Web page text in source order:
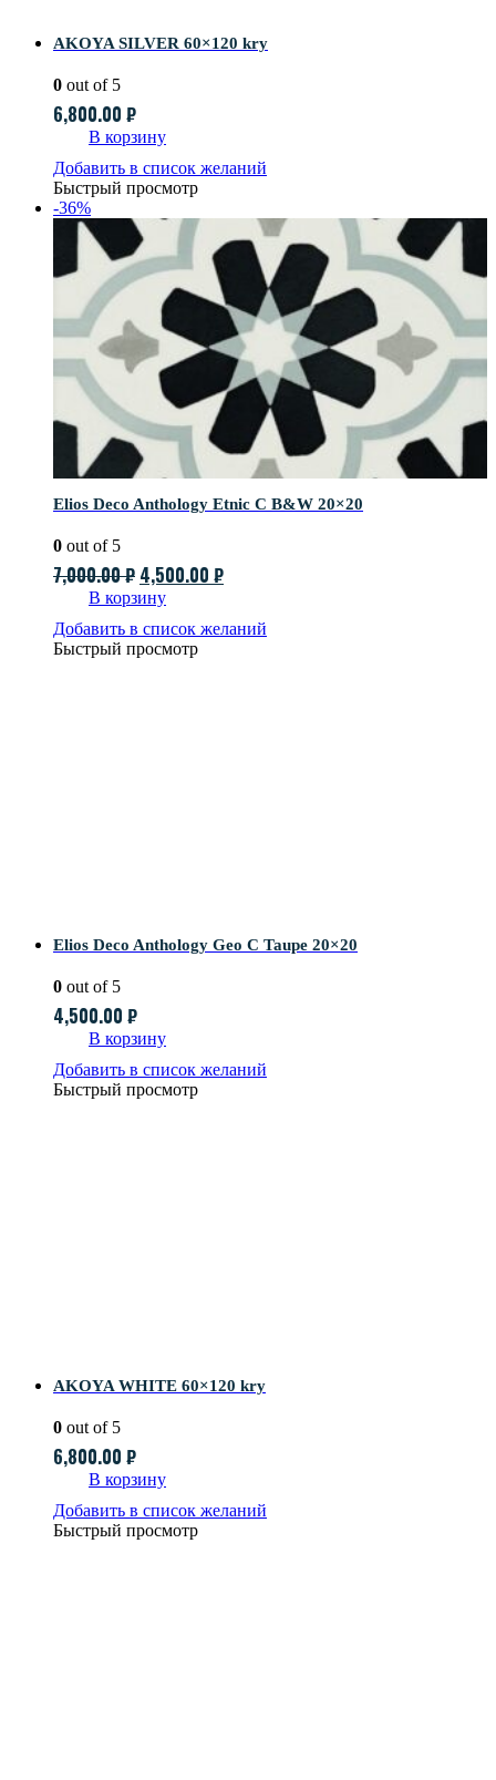
AKOYA SILVER 60×120 kry
0 out of 5
6,800.00 ₽
В корзину
Добавить в список желаний
Быстрый просмотр
-36%
Elios Deco Anthology Etnic C B&W 20×20
0 out of 5
7,000.00₽ Первоначальная
цена
составляла
7,000.00 ₽.
4,500.00 ₽Текущая
4,500.00 ₽.
В корзину
Добавить в список желаний
Быстрый просмотр
Elios Deco Anthology Geo C Taupe 20×20
0 out of 5
4,500.00 ₽
В корзину
Добавить в список желаний
Быстрый просмотр
AKOYA WHITE 60×120 kry
0 out of 5
6,800.00 ₽
В корзину
Добавить в список желаний
Быстрый просмотр